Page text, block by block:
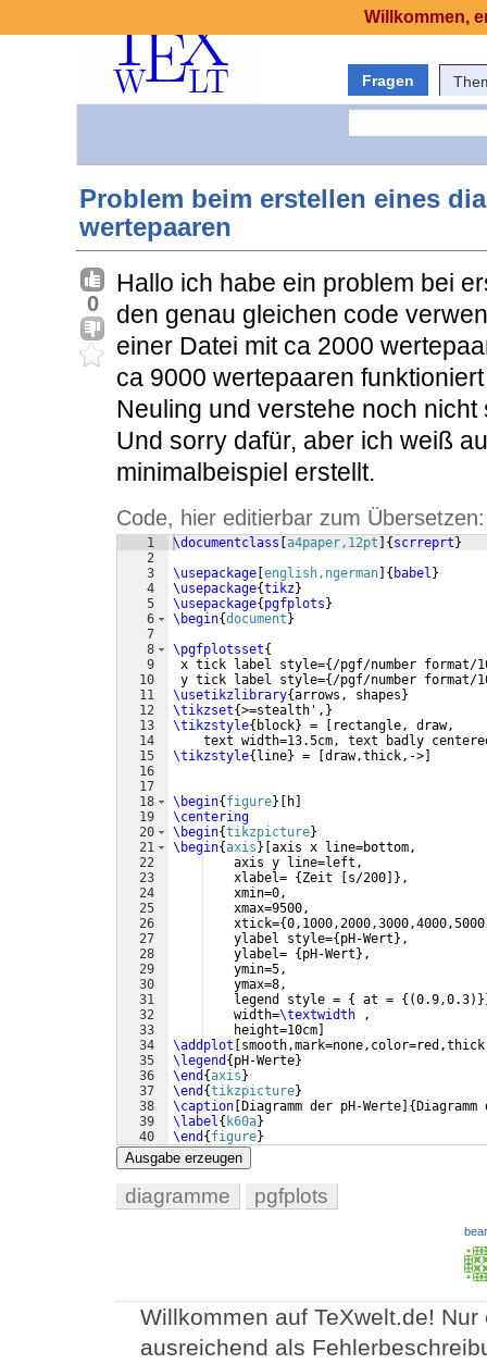
Fragen
Problem beim erstellen eines
wertepaaren
0
Hallo ich habe ein problem bei
den genau gleichen code
einer Datei mit ca 2000
ca 9000 wertepaaren
Neuling und verstehe noch
Und sorry dafür, aber ich weiß
minimalbeispiel erstellt.
Code, hier editierbar zum Übersetzen:
1
2
3
4
5
6
7
8
9
10
11
12
13
14
15
16
17
18
19
20
21
22
23
24
25
26
27
28
29
30
31
32
33
34
35
36
37
38
39
40
41
\documentclass a4paper,12pt { scrreprt }
\usepackage english,ngerman { babel }
\usepackage{tikz}
\usepackage{ pgfplots }
\begin{document }
\pgfplotsset{
x tick label style={ /pgf/number format/
y tick label style={ /pgf/number format/
\usetikzlibrary{arrows, shapes }
\tikzset{>=stealth', }
\tikzstyle{ block} =
rectangle, draw,
text width=13.5cm, text badly
\tikzstyle{ line} = draw,thick,->
\begin{ figure} h
\centering
\begin{tikzpicture}
\begin{axis } axis x line=bottom,
    axis y line=left,
    xlabel=
{ Zeit s/200 ]} ,
    xmin=0,
    xmax=9500,
    xtick=
{
    ylabel style=
{ pH-Wert } ,
    ylabel=
{ pH-Wert } ,
    ymin=5,
    ymax=8,
    legend style =
{ at = {(0.9,0.3
    width=
\textwidth ,
    height=10cm
\addplot
smooth,mark=none,color=red,thick
\legend { pH-Werte}
\end {axis }
\end {tikzpicture}
\caption
Diagramm der pH-Werte {
\label{ k60a}
\end { figure}
Ausgabe erzeugen
diagramme pgfplots
Willkommen auf TeXwelt.de!
ausreichend als
Willkommen,